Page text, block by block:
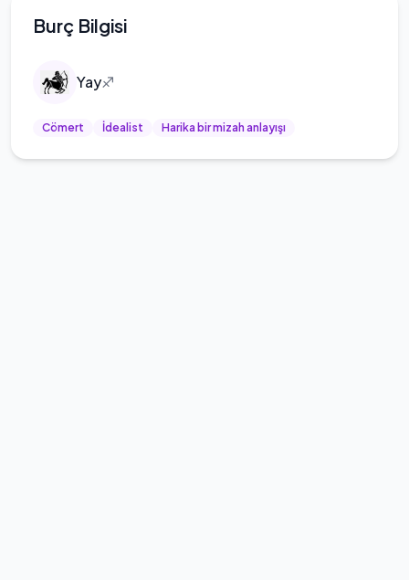
Burç Bilgisi
Yay♐
Cömert İdealist Harika bir mizah anlayışı